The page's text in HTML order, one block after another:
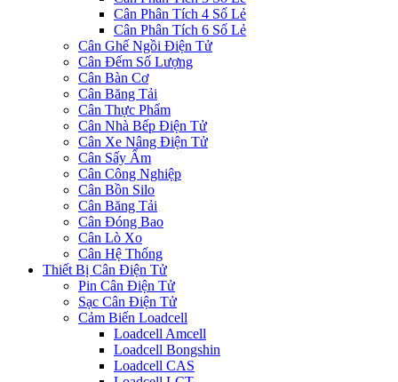
Cân Phân Tích 4 Số Lẻ
Cân Phân Tích 6 Số Lẻ
Cân Ghế Ngồi Điện Tử
Cân Đếm Số Lượng
Cân Bàn Cơ
Cân Băng Tải
Cân Thực Phẩm
Cân Nhà Bếp Điện Tử
Cân Xe Nâng Điện Tử
Cân Sấy Ẩm
Cân Công Nghiệp
Cân Bồn Silo
Cân Băng Tải
Cân Đóng Bao
Cân Lò Xo
Cân Hệ Thống
Thiết Bị Cân Điện Tử
Pin Cân Điện Tử
Sạc Cân Điện Tử
Cảm Biến Loadcell
Loadcell Amcell
Loadcell Bongshin
Loadcell CAS